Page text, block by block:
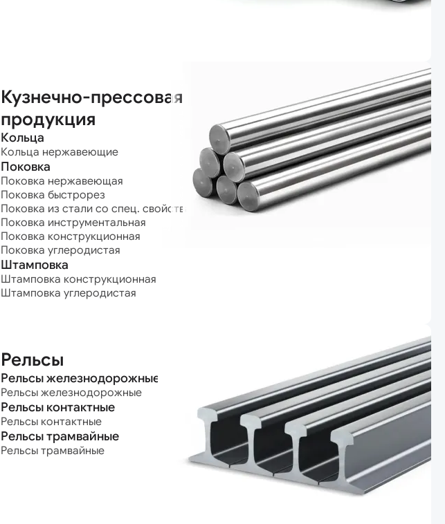
Кузнечно-прессовая
продукция
Кольца
Кольца нержавеющие
Поковка
Поковка нержавеющая
Поковка быстрорез
Поковка из стали со спец. свойствами
Поковка инструментальная
Поковка конструкционная
Поковка углеродистая
Штамповка
Штамповка конструкционная
Штамповка углеродистая
Рельсы
Рельсы железнодорожные
Рельсы железнодорожные
Рельсы контактные
Рельсы контактные
Рельсы трамвайные
Рельсы трамвайные